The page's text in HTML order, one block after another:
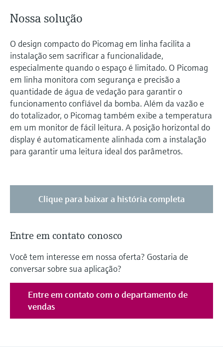
Nossa solução
O design compacto do Picomag em linha facilita a
instalação sem sacrificar a funcionalidade,
especialmente quando o espaço é limitado. O Picomag
em linha monitora com segurança e precisão a
quantidade de água de vedação para garantir o
funcionamento confiável da bomba. Além da vazão e
do totalizador, o Picomag também exibe a temperatura
em um monitor de fácil leitura. A posição horizontal do
display é automaticamente alinhada com a instalação
para garantir uma leitura ideal dos parâmetros.
Clique para baixar a história completa
Entre em contato conosco
Você tem interesse em nossa oferta? Gostaria de
conversar sobre sua aplicação?
Entre em contato com o departamento de
vendas